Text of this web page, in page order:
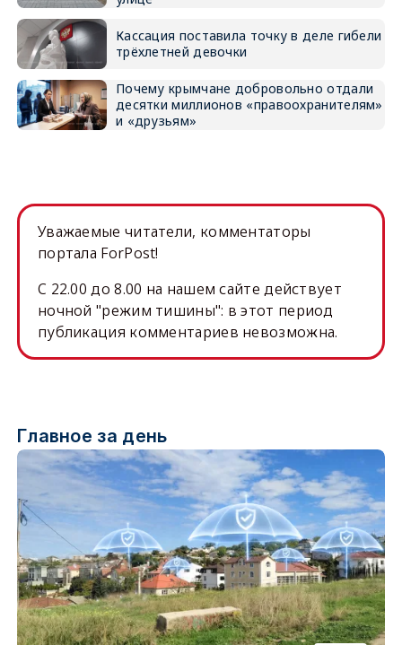
Кассация поставила точку в деле гибели
трёхлетней девочки
Почему крымчане добровольно отдали
десятки миллионов «правоохранителям»
и «друзьям»
Уважаемые читатели, комментаторы
портала ForPost!
C 22.00 до 8.00 на нашем сайте действует
ночной "режим тишины": в этот период
публикация комментариев невозможна.
Главное за день